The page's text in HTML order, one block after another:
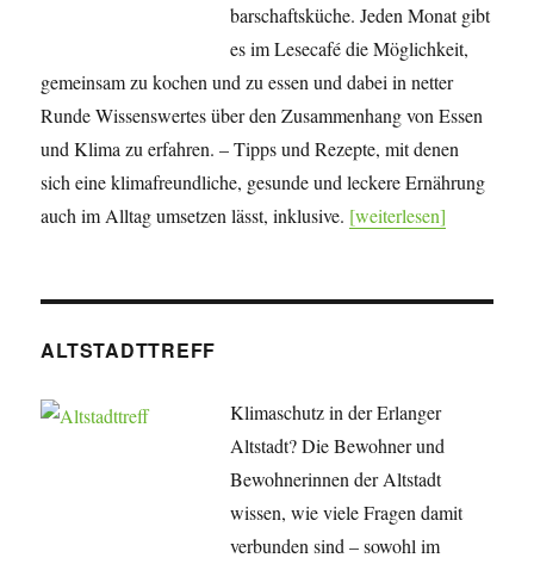
bar­schafts­küche. Jeden Monat gibt
es im Lesecafé die Mög­lich­keit,
gemeinsam zu kochen und zu essen und dabei in netter
Runde Wissens­wertes über den Zu­sam­men­hang von Essen
und Klima zu erfahren. – Tipps und Rezepte, mit denen
sich eine klima­freundliche, gesunde und leckere Ernährung
auch im Alltag umsetzen lässt, inklusive. [weiterlesen]
ALTSTADTTREFF
Klimaschutz in der Erlanger
Altstadt? Die Bewohner und
Bewohnerinnen der Altstadt
wissen, wie viele Fragen damit
verbunden sind – sowohl im